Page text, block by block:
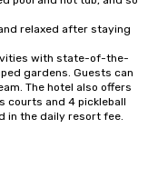
relaxed after staying
with state-of-the-
gardens. Guests can
The hotel also offers
courts and 4 pickleball
in the daily resort fee.